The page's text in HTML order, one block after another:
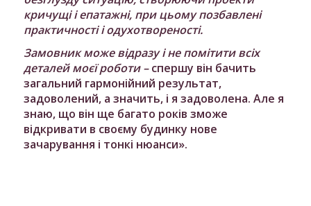
кричущі і епатажні, при цьому позбавлені
практичності і одухотвореності.
Замовник може відразу і не помітити всіх
деталей моєї роботи–спершу він бачить
загальний гармонійний результат,
задоволений, а значить, і я задоволена. Але я
знаю, що він ще багато років зможе
відкривати в своєму будинку нове
зачарування і тонкі нюанси».